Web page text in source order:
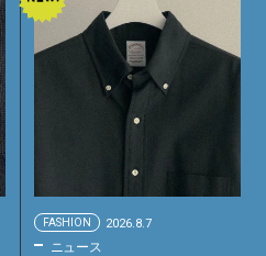
FASHION 2026.8.7
ニュース